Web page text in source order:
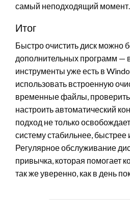
самый неподходящий момент.
Итог
Быстро очистить диск можно
дополнительных программ —
инструменты уже есть в
использовать встроенную
временные файлы,
настроить автоматический
подход не только
систему стабильнее, быстрее
Регулярное обслуживание
привычка, которая помогает
так же уверенно, как в день